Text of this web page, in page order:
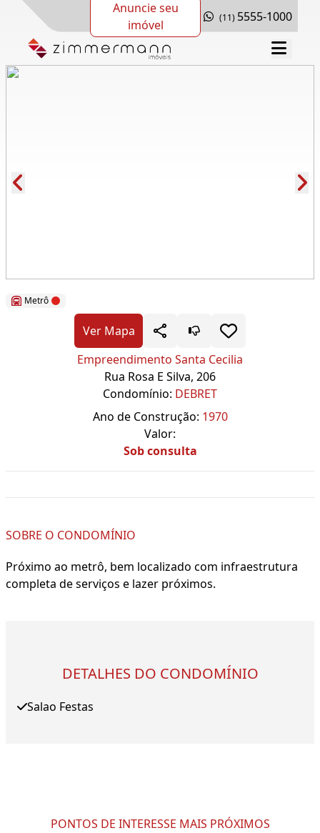
Anuncie seu
imóvel
(11) 5555-1000
Metrô
Ver Mapa
Empreendimento Santa Cecilia
Rua Rosa E Silva, 206
Condomínio: DEBRET
Ano de Construção: 1970
Valor:
Sob consulta
SOBRE O CONDOMÍNIO
Próximo ao metrô, bem localizado com infraestrutura
completa de serviços e lazer próximos.
DETALHES DO CONDOMÍNIO
Salao Festas
PONTOS DE INTERESSE MAIS PRÓXIMOS